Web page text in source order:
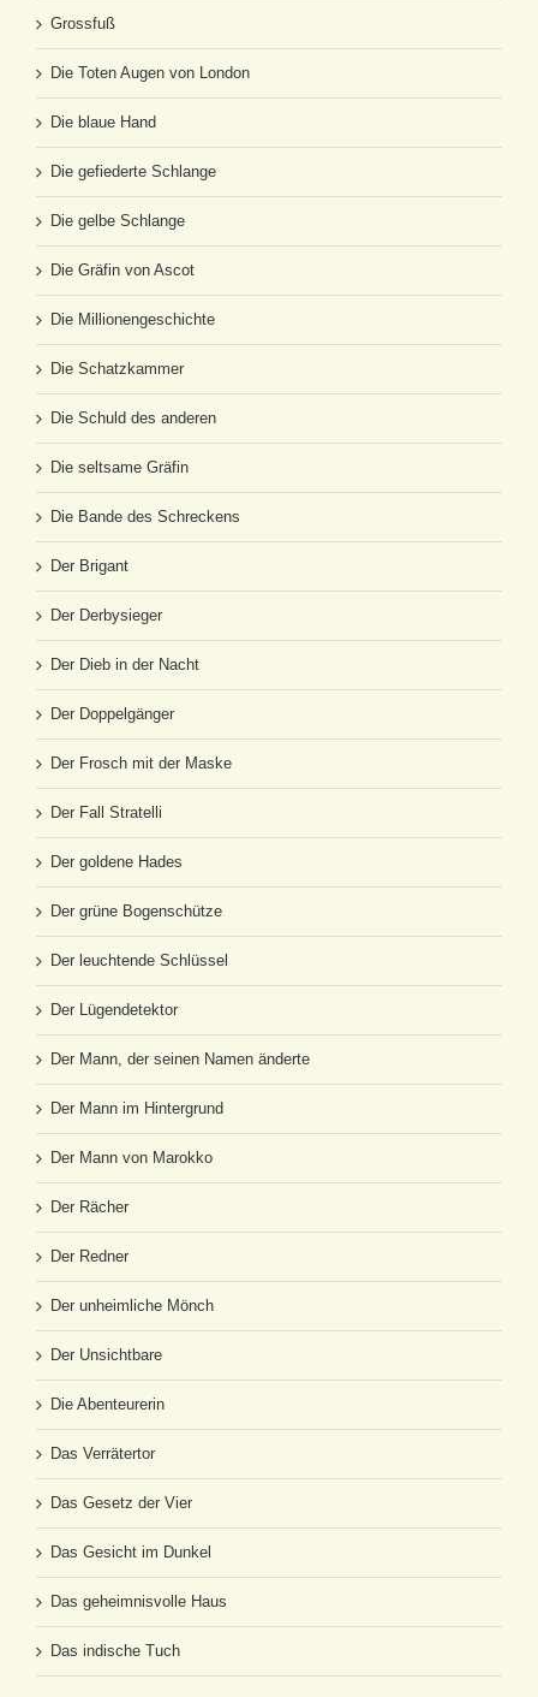
Grossfuß
Die Toten Augen von London
Die blaue Hand
Die gefiederte Schlange
Die gelbe Schlange
Die Gräfin von Ascot
Die Millionengeschichte
Die Schatzkammer
Die Schuld des anderen
Die seltsame Gräfin
Die Bande des Schreckens
Der Brigant
Der Derbysieger
Der Dieb in der Nacht
Der Doppelgänger
Der Frosch mit der Maske
Der Fall Stratelli
Der goldene Hades
Der grüne Bogenschütze
Der leuchtende Schlüssel
Der Lügendetektor
Der Mann, der seinen Namen änderte
Der Mann im Hintergrund
Der Mann von Marokko
Der Rächer
Der Redner
Der unheimliche Mönch
Der Unsichtbare
Die Abenteurerin
Das Verrätertor
Das Gesetz der Vier
Das Gesicht im Dunkel
Das geheimnisvolle Haus
Das indische Tuch